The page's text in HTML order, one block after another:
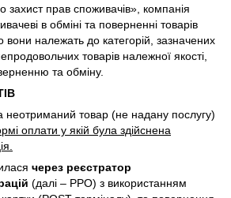
захист прав споживачів», компанія
в обміні та поверненні товарів
вони належать до категорій, зазначених
товарів належної якості,
та обміну.
неотриманий товар (не надану послугу)
оплати у якій була здійснена
через реєстратор
(далі – РРО) з використанням